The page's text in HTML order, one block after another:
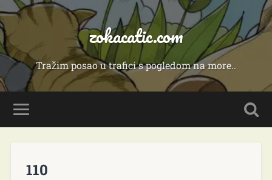
zokacatic.com
Tražim posao u trafici s pogledom na more..
110